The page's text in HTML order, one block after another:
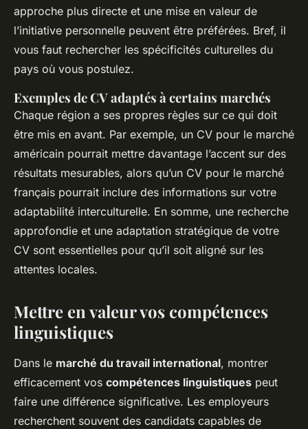
approche plus directe et une mise en valeur de
l’initiative personnelle peuvent être préférées. Bref, il
vous faut rechercher les spécificités culturelles du
pays où vous postulez.
Exemples de CV adaptés à certains marchés
Chaque région a ses propres règles sur ce qui doit
être mis en avant. Par exemple, un CV pour le marché
américain pourrait mettre davantage l’accent sur des
résultats mesurables, alors qu’un CV pour le marché
français pourrait inclure des informations sur votre
adaptabilité interculturelle. En somme, une recherche
approfondie et une adaptation stratégique de votre
CV sont essentielles pour qu’il soit aligné sur les
attentes locales.
Mettre en valeur vos compétences
linguistiques
Dans le marché du travail international, montrer
efficacement vos compétences linguistiques peut
faire une différence significative. Les employeurs
recherchent souvent des candidats capables de